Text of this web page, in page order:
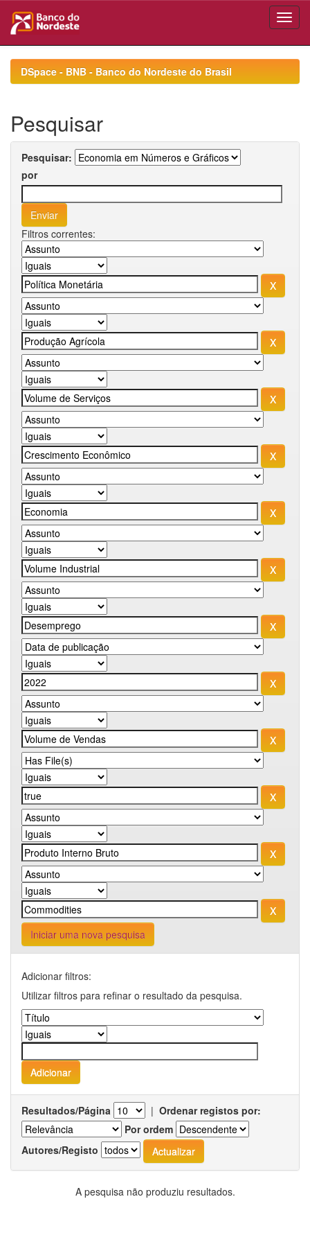
navigationDSpace - BNB - Banco do Nordeste do Brasil
Pesquisar
Pesquisar:
por
Filtros correntes:
Iniciar uma nova pesquisa
Adicionar filtros:
Utilizar filtros para refinar o resultado da pesquisa.
Resultados/Página | Ordenar registos por:
Por ordem
Autores/Registo
A pesquisa não produziu resultados.